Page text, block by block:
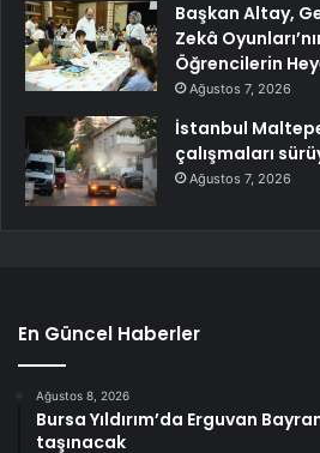
Başkan Altay,
Zekâ
Öğrencilerin
Ağustos 7, 2026
İstanbul
çalışmaları
Ağustos 7, 2026
En Güncel Haberler
Ağustos 8, 2026
Bursa Yıldırım’da Erguvan
taşınacak